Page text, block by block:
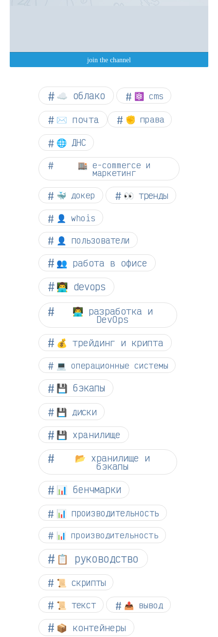
☁︎ облако ⚛ cms
✉️ почта ✊ права
🌐 ДНС
🏬 e-commerce и
маркетинг
🐳 докер 👀 тренды
👤 whois
👤 пользователи
👥 работа в офисе
👨‍💻 devops
👨‍💻 разработка и
DevOps
💰 трейдинг и крипта
💻 операционные системы
💾 бэкапы
💾 диски
💾 хранилище
📂 хранилище и
бэкапы
📊 бенчмарки
📊 производительность
📊 производительность
📋 руководство
📜 скрипты
📜 текст 📤 вывод
📦 контейнеры